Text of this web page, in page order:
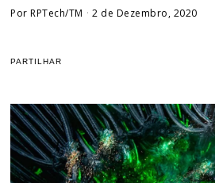
PorRPTech/TM 2 de Dezembro, 2020
PARTILHAR